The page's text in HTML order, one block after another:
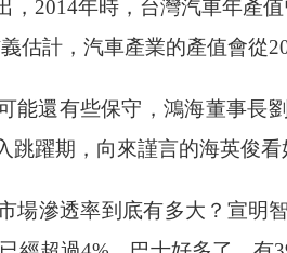
，2014年時，台灣汽車年產
估計，汽車產業的產值會從
能還有些保守，鴻海董事長
跳躍期，向來謹言的海英俊
場滲透率到底有多大？宣明